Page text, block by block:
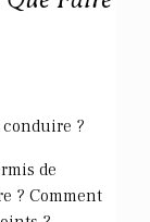
?
de
? Comment